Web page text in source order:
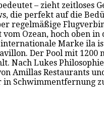
– zieht zeitloses
die perfekt auf die
regelmäßige
Ozean, hoch oben
Marke
Der Pool mit
Nach Lukes
Amillas Restaurants
in Schwimmentfernung